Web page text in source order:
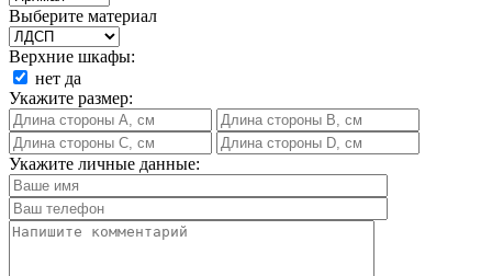
Выберите материал
Верхние шкафы:
нет да
Укажите размер:
Укажите личные данные: